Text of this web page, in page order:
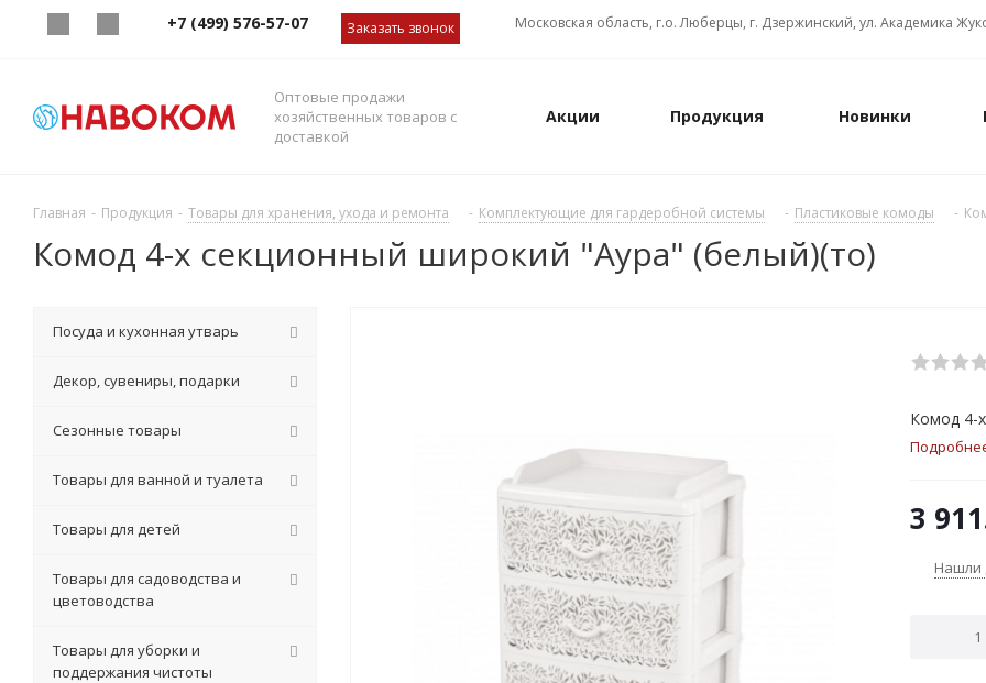
+7 (499) 576-57-07 Заказать звонок Московская область, г.о. Люберцы, г. Дзержинский, ул. Академика
Оптовые продажи
хозяйственных товаров с
доставкой
Акции Продукция Новинки
Главная - Продукция - Товары для хранения, ухода и ремонта - Комплектующие для гардеробной системы - Пластиковые комоды -
Комод 4-х секционный широкий "Аура" (белый)(то)
Комод 4-
3
Нашли
Посуда и кухонная утварь
Декор, сувениры, подарки
Сезонные товары
Товары для ванной и туалета
Товары для детей
Товары для садоводства и
цветоводства
Товары для уборки и
поддержания чистоты